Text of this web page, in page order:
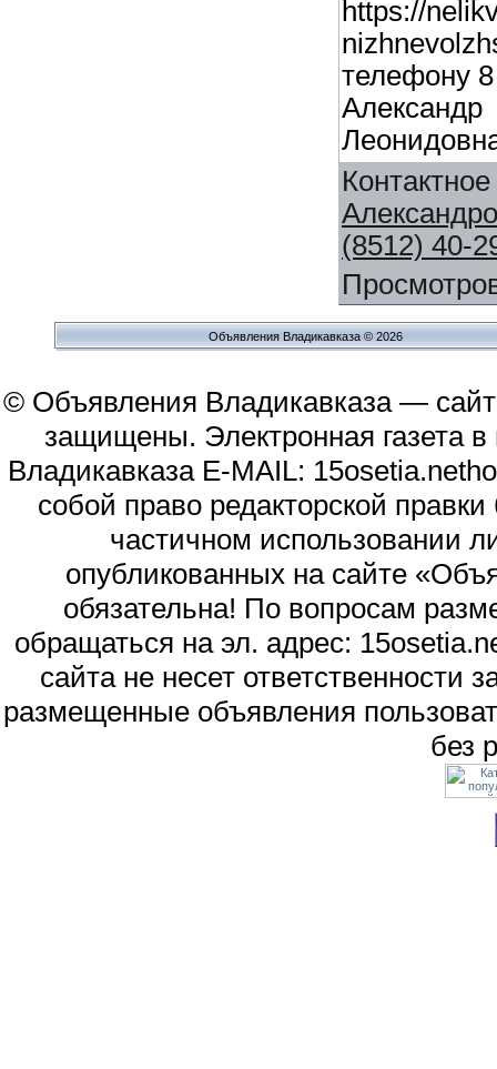
https://
телефону
(8512) 40-
Объявления Владикавказа © 2026
© Объявления Владикавказа —
защищены. Электронная газета
Владикавказа E-MAIL:
собой право редакторской
частичном использовании
опубликованных на сайте
обязательна! По вопросам
обращаться на эл. адрес:
сайта не несет
размещенные объявления
без